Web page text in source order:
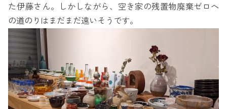
た伊藤さん。しかしながら、空き家の残置物廃棄ゼロへ
の道のりはまだまだ遠いそうです。